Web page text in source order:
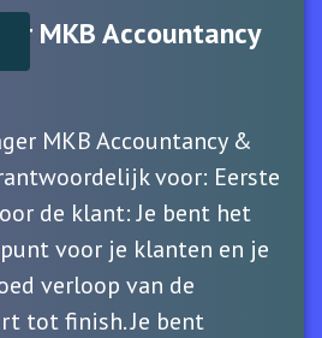
MKB Accountancy
MKB Accountancy &
voor: Eerste
de klant: Je bent het
voor je klanten en je
verloop van de
tot finish. Je bent